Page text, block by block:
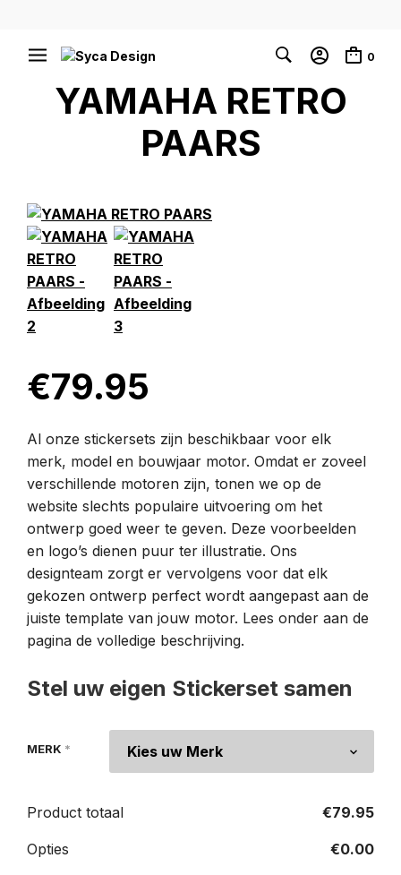
0
YAMAHA RETRO
PAARS
€79.95
Al onze stickersets zijn beschikbaar voor elk
merk, model en bouwjaar motor. Omdat er zoveel
verschillende motoren zijn, tonen we op de
website slechts populaire uitvoering om het
ontwerp goed weer te geven. Deze voorbeelden
en logo’s dienen puur ter illustratie. Ons
designteam zorgt er vervolgens voor dat elk
gekozen ontwerp perfect wordt aangepast aan de
juiste template van jouw motor. Lees onder aan de
pagina de volledige beschrijving.
Stel uw eigen Stickerset samen
MERK *
Product totaal €79.95
Opties €0.00